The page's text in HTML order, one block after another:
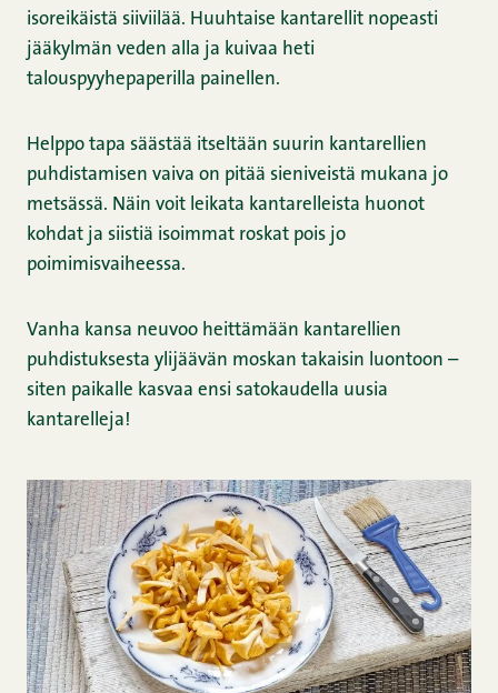
isoreikäistä siiviilää. Huuhtaise kantarellit nopeasti
jääkylmän veden alla ja kuivaa heti
talouspyyhepaperilla painellen.
Helppo tapa säästää itseltään suurin kantarellien
puhdistamisen vaiva on pitää sieniveistä mukana jo
metsässä. Näin voit leikata kantarelleista huonot
kohdat ja siistiä isoimmat roskat pois jo
poimimisvaiheessa.
Vanha kansa neuvoo heittämään kantarellien
puhdistuksesta ylijäävän moskan takaisin luontoon –
siten paikalle kasvaa ensi satokaudella uusia
kantarelleja!